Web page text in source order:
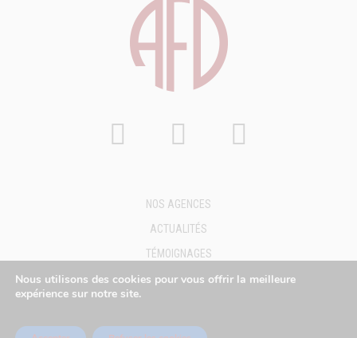
NOS AGENCES
ACTUALITÉS
TÉMOIGNAGES
FAQ
MENTIONS LÉGALES
Nous utilisons des cookies pour vous offrir la meilleure
expérience sur notre site.